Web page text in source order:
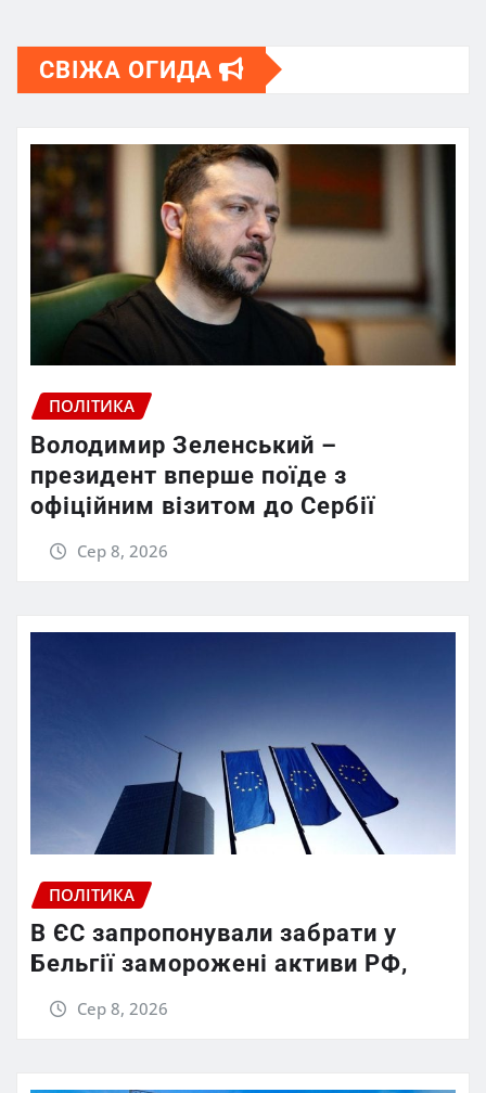
СВІЖА ОГИДА
ПОЛІТИКА
Володимир Зеленський –
президент вперше поїде з
офіційним візитом до Сербії
Сер 8, 2026
ПОЛІТИКА
В ЄС запропонували забрати у
Бельгії заморожені активи РФ,
Сер 8, 2026